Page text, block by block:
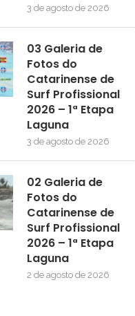
3 de agosto de 2026
03 Galeria de
Fotos do
Catarinense de
Surf Profissional
2026 – 1ª Etapa
Laguna
3 de agosto de 2026
02 Galeria de
Fotos do
Catarinense de
Surf Profissional
2026 – 1ª Etapa
Laguna
2 de agosto de 2026